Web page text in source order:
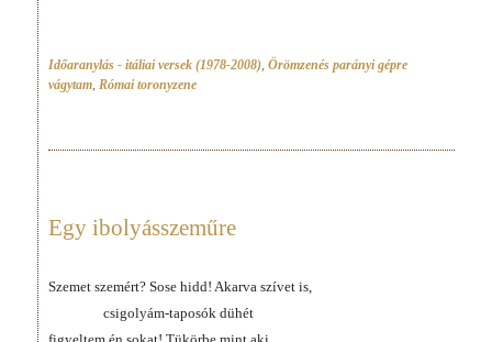
Időaranylás - itáliai versek (1978-2008) Örömzenés parányi gépre
vágytam Római toronyzene
Egy ibolyásszeműre
Szemet szemért? Sose hidd! Akarva szívet is,
csigolyám-taposók dühét